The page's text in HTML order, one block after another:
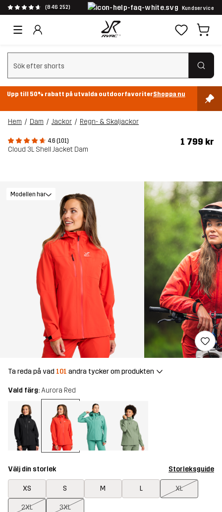
(846 252) Kundservice
Rensa sök
Upp till 50% rabatt på utvalda outdoorfavoriterShoppa nu
Hem Dam Jackor Regn- & Skaljackor
4.6 (101)
Cloud 3L Shell Jacket Dam
1 799 kr
Modellen har
Ta reda på vad 101 andra tycker om produkten
Vald färg: Aurora Red
Välj din storlek Storleksguide
XS S M L XL
2XL 3XL